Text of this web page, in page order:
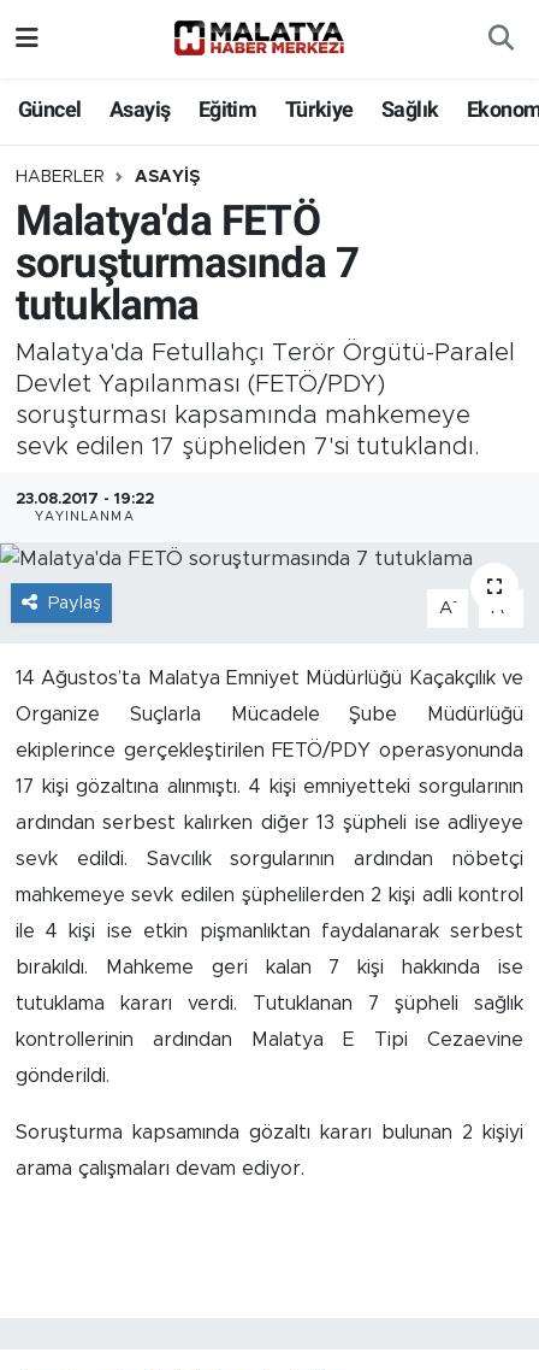
Güncel Asayiş Eğitim Türkiye Sağlık
HABERLER ASAYIŞ
Malatya'da FETÖ
soruşturmasında 7
tutuklama
Malatya'da Fetullahçı Terör Örgütü-Paralel
Devlet Yapılanması (FETÖ/PDY)
soruşturması kapsamında mahkemeye
sevk edilen 17 şüpheliden 7'si tutuklandı.
23.08.2017 - 19:22
YAYINLANMA
Paylaş A- A
14 Ağustos’ta Malatya Emniyet Müdürlüğü Kaçakçılık ve
Organize Suçlarla Mücadele Şube Müdürlüğü
ekiplerince gerçekleştirilen FETÖ/PDY operasyonunda
17 kişi gözaltına alınmıştı. 4 kişi emniyetteki sorgularının
ardından serbest kalırken diğer 13 şüpheli ise adliyeye
sevk edildi. Savcılık sorgularının ardından nöbetçi
mahkemeye sevk edilen şüphelilerden 2 kişi adli kontrol
ile 4 kişi ise etkin pişmanlıktan faydalanarak serbest
bırakıldı. Mahkeme geri kalan 7 kişi hakkında ise
tutuklama kararı verdi. Tutuklanan 7 şüpheli sağlık
kontrollerinin ardından Malatya E Tipi Cezaevine
gönderildi.
Soruşturma kapsamında gözaltı kararı bulunan 2 kişiyi
arama çalışmaları devam ediyor.
Eğitim
Türkiye
Sağlık
Güncel
Kültür
Teknoloji
İş İlanları
Spor
Yazıhan
Kuluncak
Yeşilyurt
Doğanyol
Arapgir
Arguvan